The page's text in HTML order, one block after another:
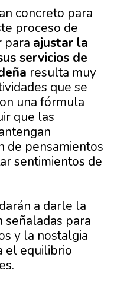
concreto para
proceso de
para ajustar la
servicios de
resulta muy
que se
una fórmula
que las
de pensamientos
sentimientos de
a darle la
señaladas para
y la nostalgia
el equilibrio